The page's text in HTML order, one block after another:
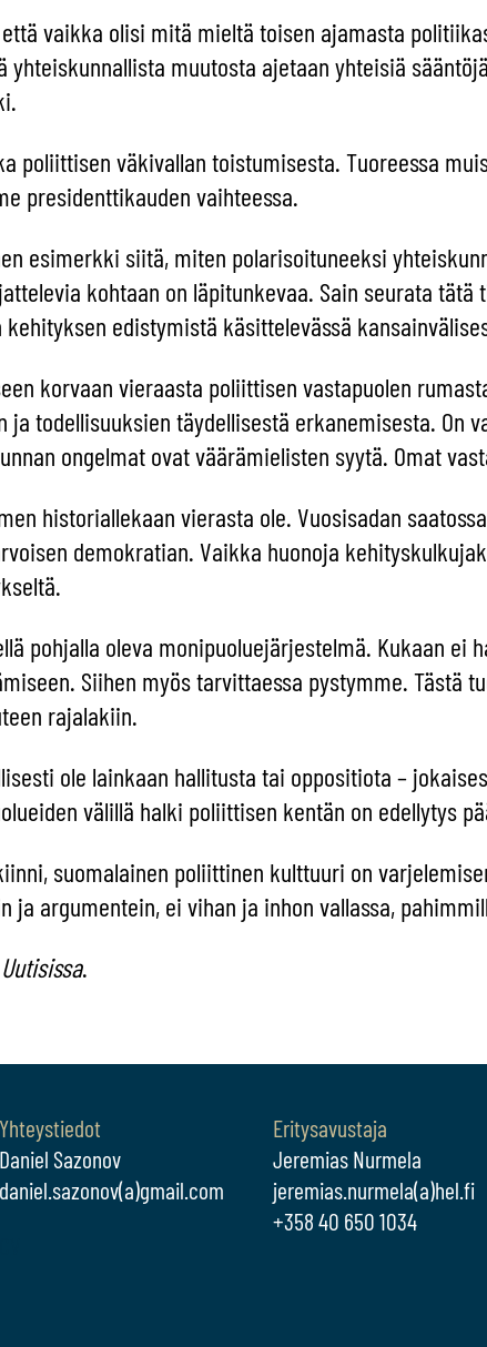
vaikka olisi mitä mieltä toisen ajamasta
yhteiskunnallista muutosta ajetaan yhteisiä
poliittisen väkivallan toistumisesta. Tuoreessa
presidenttikauden vaihteessa.
esimerkki siitä, miten polarisoituneeksi
kohtaan on läpitunkevaa. Sain seurata
edistymistä käsittelevässä
korvaan vieraasta poliittisen vastapuolen
todellisuuksien täydellisestä erkanemisesta. On
ongelmat ovat väärämielisten syytä. Omat
historiallekaan vierasta ole. Vuosisadan
demokratian. Vaikka huonoja
pohjalla oleva monipuoluejärjestelmä. Kukaan ei
Siihen myös tarvittaessa pystymme. Tästä
rajalakiin.
ole lainkaan hallitusta tai oppositiota –
välillä halki poliittisen kentän on edellytys
suomalainen poliittinen kulttuuri on
ja argumentein, ei vihan ja inhon vallassa,
.
Yhteystiedot
Daniel Sazonov
daniel.sazonov(a)gmail.com
Eritysavustaja
Jeremias Nurmela
jeremias.nurmela(a)hel.fi
+358 40 650 1034